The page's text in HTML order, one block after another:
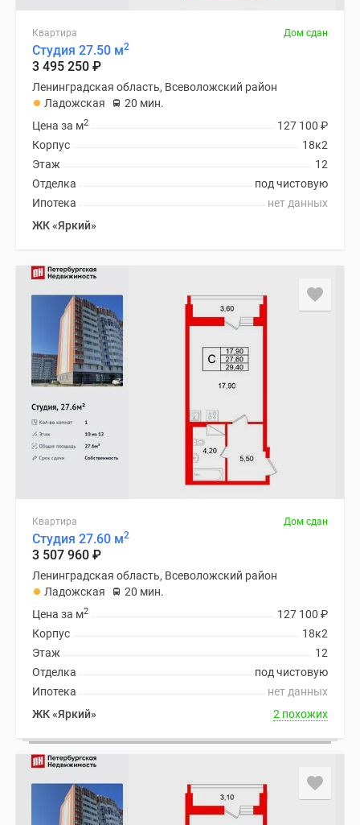
Квартира Дом сдан
Студия 27.50 м2
3 495 250 ₽
Ленинградская область, Всеволожский район
Ладожская
20 мин.
127 100 ₽
Цена за м2
18к2
Корпус
12
Этаж
под чистовую
Отделка
нет данных
Ипотека
ЖК «Яркий»
Квартира Дом сдан
Студия 27.60 м2
3 507 960 ₽
Ленинградская область, Всеволожский район
Ладожская
20 мин.
127 100 ₽
Цена за м2
18к2
Корпус
12
Этаж
под чистовую
Отделка
нет данных
Ипотека
ЖК «Яркий»
2 похожих